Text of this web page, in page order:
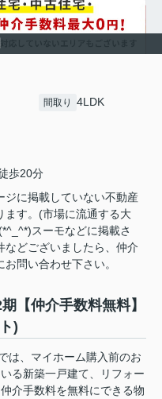
間取り 4LDK
歩20分
ジに掲載していない不動産
ます。(市場に流通する大
スーモなどに掲載さ
などございましたら、仲介
問い合わせ下さい。
【仲介手数料無料】
)
は、マイホーム購入前のお
る新築一戸建て、リフォー
介手数料を無料にできる物